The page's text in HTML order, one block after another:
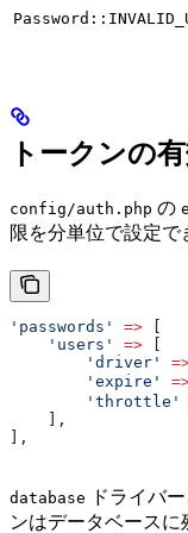
トークンの
config/auth.php の
限を分単位で設定で
'passwords' =>
    'users'
=>
        'driver'
        'expire'
        'throttle'
    ],
],
database
ドライバ
ンはデータベース